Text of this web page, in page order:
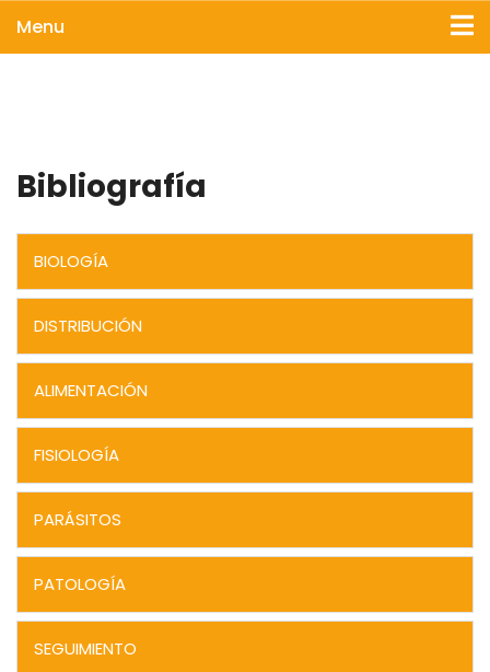
Menu
Bibliografía
BIOLOGÍA
DISTRIBUCIÓN
ALIMENTACIÓN
FISIOLOGÍA
PARÁSITOS
PATOLOGÍA
SEGUIMIENTO